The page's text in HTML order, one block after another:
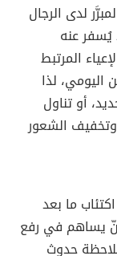
لدى الرجال
يُسفر عنه
المرتبط
اليومي، لذا
أو تناول
الشعور
ما بعد
يساهم في رفع
حدوث